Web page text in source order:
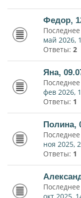
Федор,
май 2026,
Ответы: 2
Яна,
фев 2026,
Ответы: 1
Полина,
ноя 2025,
Ответы: 1
окт 2025,